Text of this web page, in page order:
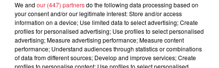
We and our (447) partnersdo the following data processing based on
your consent and/or our legitimate interest: Store and/or access
information on a device; Use limited data to select advertising; Create
profiles for personalised advertising; Use profiles to select personalised
advertising; Measure advertising performance; Measure content
performance; Understand audiences through statistics or combinations
of data from different sources; Develop and improve services; Create
profiles to personalise content; Use profiles to select personalised